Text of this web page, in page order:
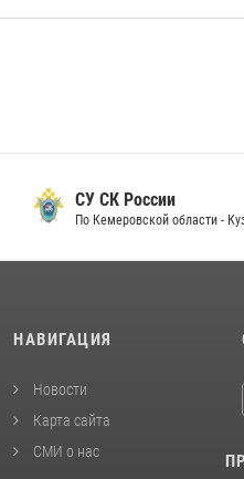
СУ СК России
По Кемеровской области -
НАВИГАЦИЯ
Новости
Карта сайта
СМИ о нас